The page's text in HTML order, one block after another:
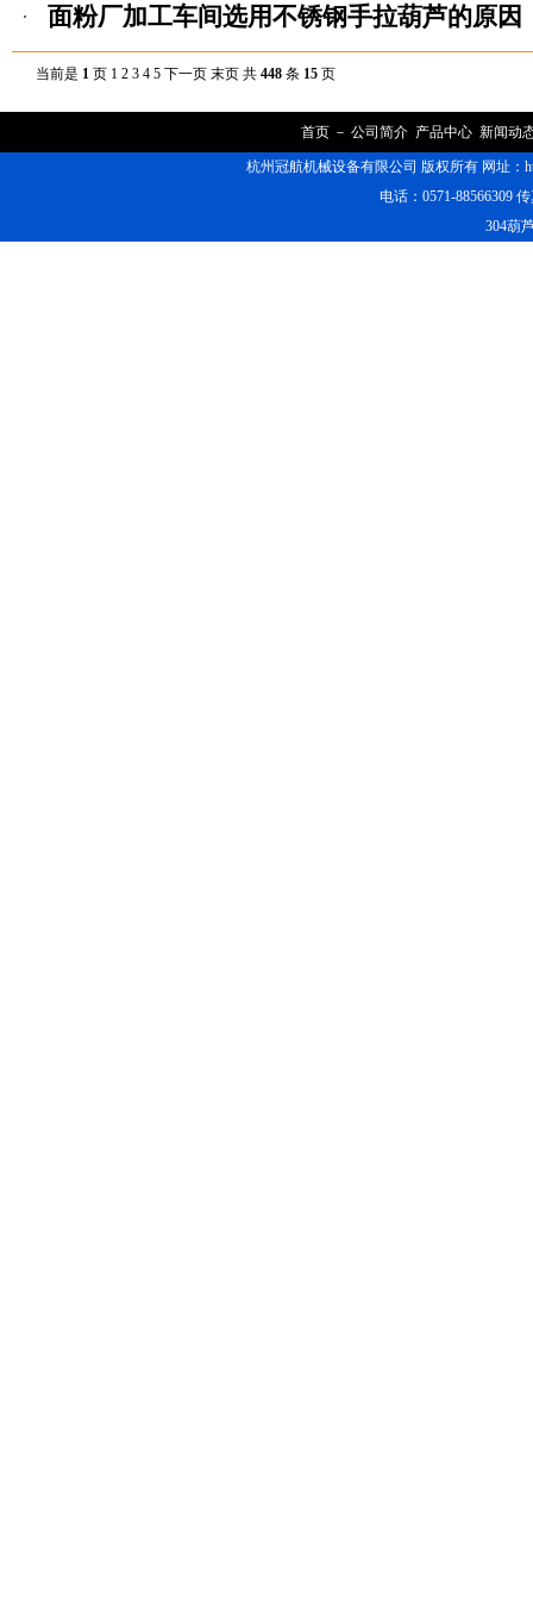
面粉厂加工车间选用不锈钢手拉葫芦的原因
当前是 1 页 1 2 3 4 5 下一页 末页 共 448 条 15 页
首页 － 公司简介 产品中心 新闻动
杭州冠航机械设备有限公司 版权所有 网址：
电话：0571-88566309
304葫